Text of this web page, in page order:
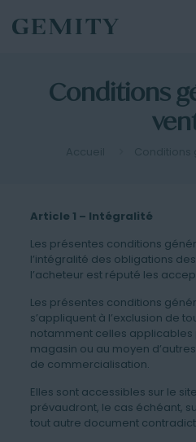
Conditions
Article 1 – Intégralité
Les présentes conditions
l’intégralité des obligations
l’acheteur est réputé les
Les présentes conditions
s’appliquent à l’exclusion de
notamment celles applicables
magasin ou au moyen
de commercialisation.
Elles sont accessibles sur le
prévaudront, le cas échéant,
tout autre document